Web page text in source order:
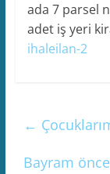
ada 7 parsel
adet iş yeri
ihaleilan-2
←
Bayram